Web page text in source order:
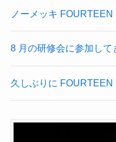
ノーメッキ
8 月の研修会に参加して
久しぶりに FOURTEEN